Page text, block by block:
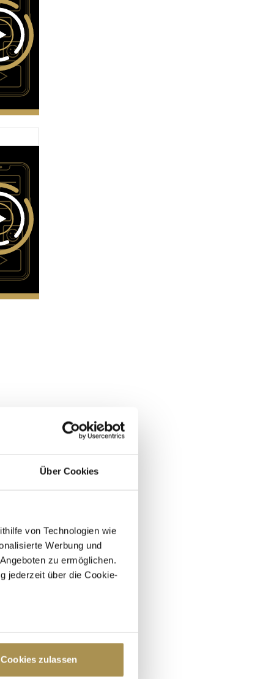
Über Cookies
von Technologien wie
Werbung und
zu ermöglichen.
jederzeit über die Cookie-
sein können
Präferenzen im
Cookies zulassen